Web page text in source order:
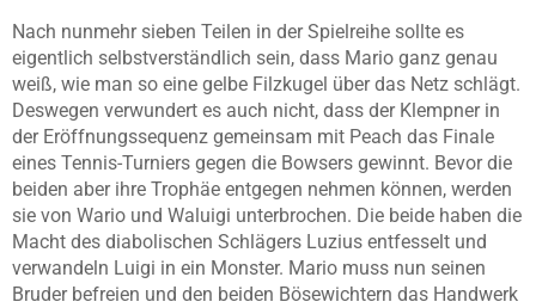
Nach nunmehr sieben Teilen in der Spielreihe sollte es
eigentlich selbstverständlich sein, dass Mario ganz genau
weiß, wie man so eine gelbe Filzkugel über das Netz schlägt.
Deswegen verwundert es auch nicht, dass der Klempner in
der Eröffnungssequenz gemeinsam mit Peach das Finale
eines Tennis-Turniers gegen die Bowsers gewinnt. Bevor die
beiden aber ihre Trophäe entgegen nehmen können, werden
sie von Wario und Waluigi unterbrochen. Die beide haben die
Macht des diabolischen Schlägers Luzius entfesselt und
verwandeln Luigi in ein Monster. Mario muss nun seinen
Bruder befreien und den beiden Bösewichtern das Handwerk